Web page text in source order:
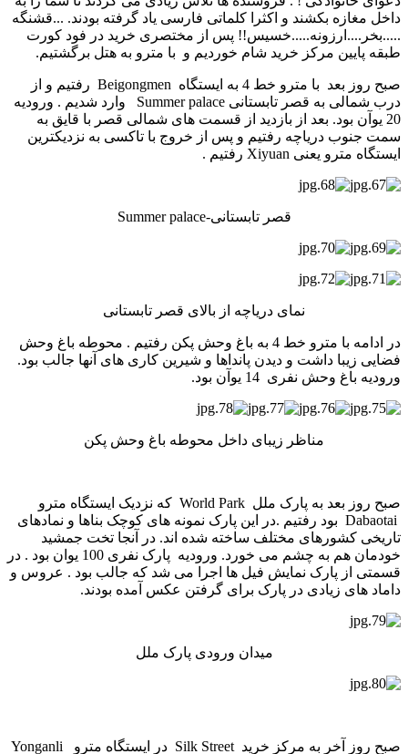
داخل مغازه بکشند و اکثرا کلماتی فارسی یاد گرفته بودند. ...قشنگه
.....بخر....ارزونه.....خسیس!! پس از مختصری خرید در فود کورت
طبقه پایین مرکز خرید شام خوردیم و با مترو به هتل برگشتیم.
صبح روز بعد با مترو خط 4 به ایستگاه Beigongmen رفتیم و از
درب شمالی به قصر تابستانی Summer palace وارد شدیم . ورودیه
20 یوآن بود. بعد از بازدید از قسمت های شمالی قصر با قایق به
سمت جنوب دریاچه رفتیم و پس از خروج با تاکسی به نزدیکترین
ایستگاه مترو یعنی Xiyuan رفتیم .
قصر تابستانی-Summer palace
نمای دریاچه از بالای قصر تابستانی
در ادامه با مترو خط 4 به باغ وحش پکن رفتیم . محوطه باغ وحش
فضایی زیبا داشت و دیدن پانداها و شیرین کاری های آنها جالب بود.
ورودیه باغ وحش نفری 14 یوآن بود.
مناظر زیبای داخل محوطه باغ وحش پکن
صبح روز بعد به پارک ملل World Park که نزدیک ایستگاه مترو
Dabaotai بود رفتیم .در این پارک نمونه های کوچک بناها و نمادهای
تاریخی کشورهای مختلف ساخته شده اند. در آنجا تخت جمشید
خودمان هم به چشم می خورد. ورودیه پارک نفری 100 یوان بود . در
قسمتی از پارک نمایش فیل ها اجرا می ­شد که جالب بود . عروس و
داماد های زیادی در پارک برای گرفتن عکس آمده بودند.
میدان ورودی پارک ملل